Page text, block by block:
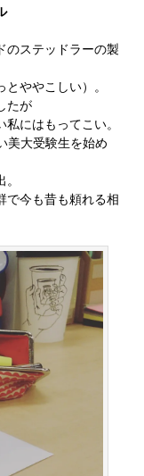
のステッドラーの製
ややこしい）。
たが
にはもってこい。
美大受験生を始め
で今も昔も頼れる相